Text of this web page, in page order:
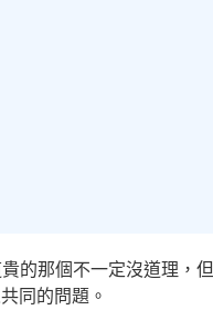
的那個不一定沒道理，但
同的問題。